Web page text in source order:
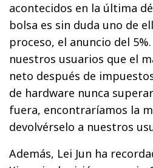
acontecidos en la última
bolsa es sin duda uno de
proceso, el anuncio del
nuestros usuarios que el
neto después de
de hardware nunca
fuera, encontraríamos la
devolvérselo a nuestros
Además, Lei Jun ha